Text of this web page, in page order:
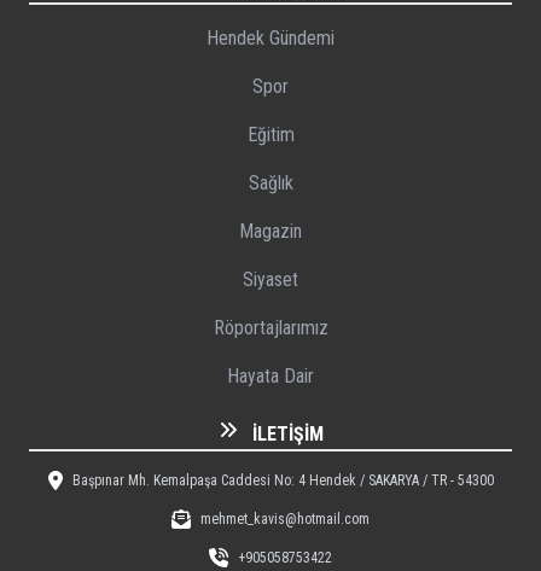
Hendek Gündemi
Spor
Eğitim
Sağlık
Magazin
Siyaset
Röportajlarımız
Hayata Dair
İLETIŞIM
Başpınar Mh. Kemalpaşa Caddesi No: 4 Hendek / SAKARYA / TR - 54300
mehmet_kavis@hotmail.com
+905058753422